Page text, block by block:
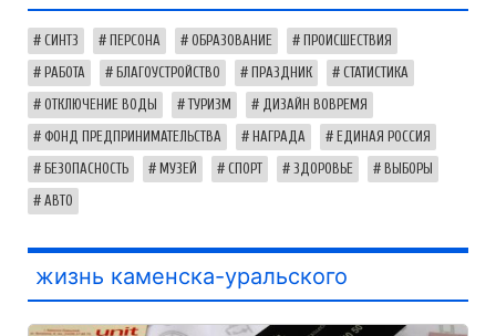
СИНТЗ ПЕРСОНА ОБРАЗОВАНИЕ ПРОИСШЕСТВИЯ
РАБОТА БЛАГОУСТРОЙСТВО ПРАЗДНИК СТАТИСТИКА
ОТКЛЮЧЕНИЕ ВОДЫ ТУРИЗМ ДИЗАЙН ВОВРЕМЯ
ФОНД ПРЕДПРИНИМАТЕЛЬСТВА НАГРАДА ЕДИНАЯ РОССИЯ
БЕЗОПАСНОСТЬ МУЗЕЙ СПОРТ ЗДОРОВЬЕ ВЫБОРЫ
АВТО
жизнь каменска-уральского